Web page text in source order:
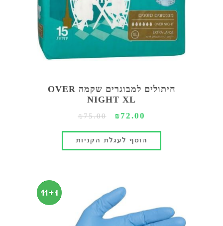
חיתולים למבוגרים שקמה OVER
NIGHT XL
₪72.00
₪75.00